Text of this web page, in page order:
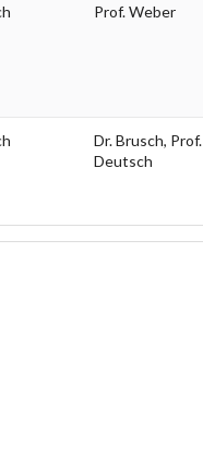
Prof. Weber
Dr. Brusch, Prof.
Deutsch